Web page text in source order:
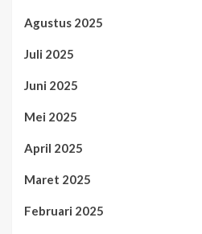
Agustus 2025
Juli 2025
Juni 2025
Mei 2025
April 2025
Maret 2025
Februari 2025